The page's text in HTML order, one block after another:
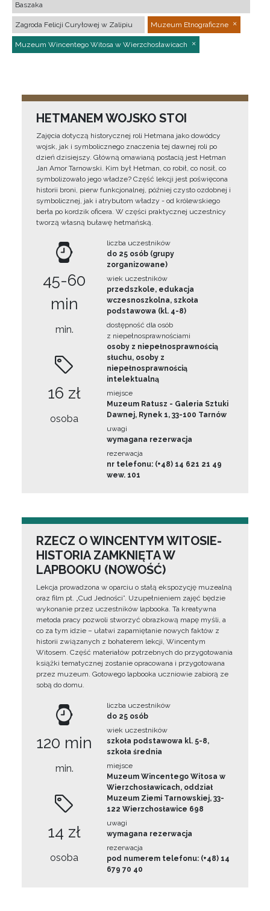
Baszaka
Zagroda Felicji Curyłowej w Zalipiu Muzeum Etnograficzne
Muzeum Wincentego Witosa w Wierzchosławicach
HETMANEM WOJSKO STOI
Zajęcia dotyczą historycznej roli Hetmana jako dowódcy
wojsk, jak i symbolicznego znaczenia tej dawnej roli po
dzień dzisiejszy. Główną omawianą postacią jest Hetman
Jan Amor Tarnowski. Kim był Hetman, co robił, co nosił, co
symbolizowało jego władze? Część lekcji jest poświęcona
historii broni, pierw funkcjonalnej, później czysto ozdobnej i
symbolicznej, jak i atrybutom władzy - od królewskiego
berła po kordzik oficera. W części praktycznej uczestnicy
tworzą własną buławę hetmańską.
45-60
min
min.
16 zł
osoba
liczba uczestników
do 25 osób (grupy
zorganizowane)
wiek uczestników
przedszkole, edukacja
wczesnoszkolna, szkoła
podstawowa (kl. 4-8)
dostępność dla osób
z niepełnosprawnościami
osoby z niepełnosprawnością
słuchu, osoby z
niepełnosprawnością
intelektualną
miejsce
Muzeum Ratusz - Galeria Sztuki
Dawnej, Rynek 1, 33-100 Tarnów
uwagi
wymagana rezerwacja
rezerwacja
nr telefonu: (+48) 14 621 21 49
wew. 101
RZECZ O WINCENTYM WITOSIE-
HISTORIA ZAMKNIĘTA W
LAPBOOKU (NOWOŚĆ)
Lekcja prowadzona w oparciu o stałą ekspozycję muzealną
oraz film pt. „Cud Jedności”. Uzupełnieniem zajęć będzie
wykonanie przez uczestników lapbooka. Ta kreatywna
metoda pracy pozwoli stworzyć obrazkową mapę myśli, a
co za tym idzie – ułatwi zapamiętanie nowych faktów z
historii związanych z bohaterem lekcji, Wincentym
Witosem. Część materiałów potrzebnych do przygotowania
książki tematycznej zostanie opracowana i przygotowana
przez muzeum. Gotowego lapbooka uczniowie zabiorą ze
sobą do domu.
120 min
min.
14 zł
osoba
liczba uczestników
do 25 osób
wiek uczestników
szkoła podstawowa kl. 5-8,
szkoła średnia
miejsce
Muzeum Wincentego Witosa w
Wierzchosławicach, oddział
Muzeum Ziemi Tarnowskiej, 33-
122 Wierzchosławice 698
uwagi
wymagana rezerwacja
rezerwacja
pod numerem telefonu: (+48) 14
679 70 40